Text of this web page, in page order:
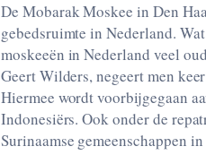
De Mobarak Moskee in Den
gebedsruimte in Nederland.
moskeeën in Nederland veel
Geert Wilders, negeert men
Hiermee wordt voorbijgegaan
Indonesiërs. Ook onder de
Surinaamse gemeenschappen